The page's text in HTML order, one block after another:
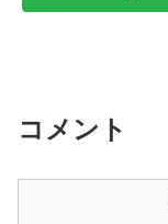
コメント